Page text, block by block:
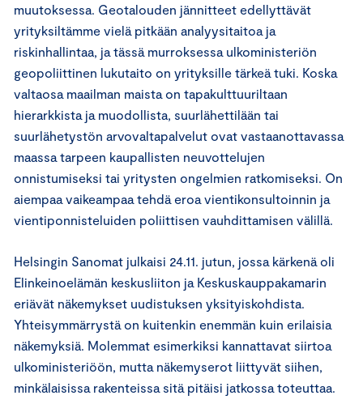
muutoksessa. Geotalouden jännitteet edellyttävät
yrityksiltämme vielä pitkään analyysitaitoa ja
riskinhallintaa, ja tässä murroksessa ulkoministeriön
geopoliittinen lukutaito on yrityksille tärkeä tuki. Koska
valtaosa maailman maista on tapakulttuuriltaan
hierarkkista ja muodollista, suurlähettilään tai
suurlähetystön arvovaltapalvelut ovat vastaanottavassa
maassa tarpeen kaupallisten neuvottelujen
onnistumiseksi tai yritysten ongelmien ratkomiseksi. On
aiempaa vaikeampaa tehdä eroa vientikonsultoinnin ja
vientiponnisteluiden poliittisen vauhdittamisen välillä.
Helsingin Sanomat julkaisi 24.11. jutun, jossa kärkenä oli
Elinkeinoelämän keskusliiton ja Keskuskauppakamarin
eriävät näkemykset uudistuksen yksityiskohdista.
Yhteisymmärrystä on kuitenkin enemmän kuin erilaisia
näkemyksiä. Molemmat esimerkiksi kannattavat siirtoa
ulkoministeriöön, mutta näkemyserot liittyvät siihen,
minkälaisissa rakenteissa sitä pitäisi jatkossa toteuttaa.